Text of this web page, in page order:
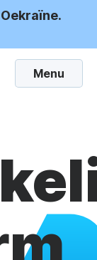
Menu